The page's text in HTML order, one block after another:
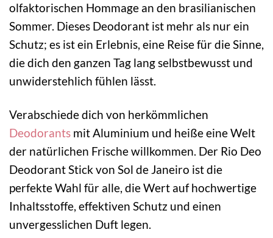
olfaktorischen Hommage an den brasilianischen
Sommer. Dieses Deodorant ist mehr als nur ein
Schutz; es ist ein Erlebnis, eine Reise für die Sinne,
die dich den ganzen Tag lang selbstbewusst und
unwiderstehlich fühlen lässt.
Verabschiede dich von herkömmlichen
Deodorants mit Aluminium und heiße eine Welt
der natürlichen Frische willkommen. Der Rio Deo
Deodorant Stick von Sol de Janeiro ist die
perfekte Wahl für alle, die Wert auf hochwertige
Inhaltsstoffe, effektiven Schutz und einen
unvergesslichen Duft legen.